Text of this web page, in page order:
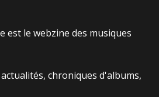
est le webzine des musiques
chroniques d'albums,